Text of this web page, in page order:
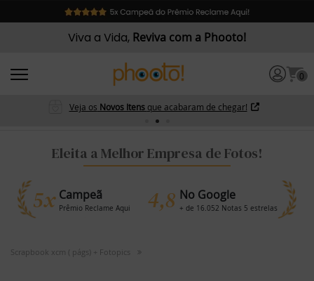
Viva a Vida, Reviva com a Phooto!
0
Veja os Novos Itens que acabaram de chegar!
Eleita a Melhor Empresa de Fotos!
5x Campeã
Prêmio Reclame Aqui 4,8 No Google
+ de 16.052 Notas 5 estrelas
Scrapbook xcm ( págs) + Fotopics